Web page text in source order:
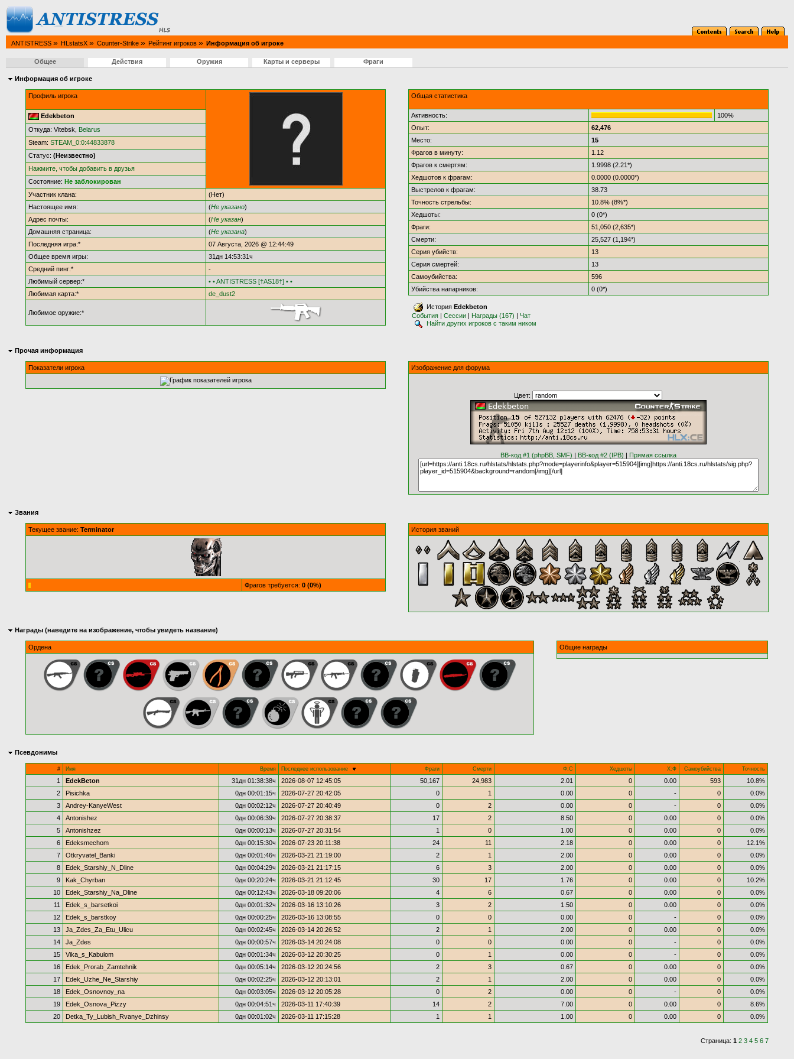
ANTISTRESS » HLstatsX » Counter-Strike » Рейтинг игроков » Информация об игроке
Общее Действия Оружия Карты и серверы Фраги
Информация об игроке
Профиль игрока
Edekbeton
Откуда: Vitebsk, Belarus
Steam:STEAM_0:0:44833878
Статус:(Неизвестно)
Нажмите, чтобы добавить в друзья
Состояние:Не заблокирован
Участник клана:
(Нет)
Настоящее имя:
(Не указано)
Адрес почты:
(Не указан)
Домашняя страница:
(Не указана)
Последняя игра:*
07 Августа, 2026 @ 12:44:49
Общее время игры:
31дн 14:53:31ч
Средний пинг:*
-
Любимый сервер:*
• • ANTISTRESS [†AS18†] • •
Любимая карта:*
de_dust2
Любимое оружие:*
Общая статистика
Активность:
100%
Опыт:
62,476
Место:
15
Фрагов в минуту:
1.12
Фрагов к смертям:
1.9998 (2.21*)
Хедшотов к фрагам:
0.0000 (0.0000*)
Выстрелов к фрагам:
38.73
Точность стрельбы:
10.8% (8%*)
Хедшоты:
0 (0*)
Фраги:
51,050 (2,635*)
Смерти:
25,527 (1,194*)
Серия убийств:
13
Серия смертей:
13
Самоубийства:
596
Убийства напарников:
0 (0*)
История Edekbeton
События| Сессии| Награды (167) | Чат
Найти других игроков с таким ником
Прочая информация
Показатели игрока Изображение для форума
Цвет:
BB-код #1 (phpBB, SMF) | BB-код #2 (IPB) | Прямая ссылка
Звания
Текущее звание:Terminator
Фрагов требуется:0 (0%)
История званий
Награды (наведите на изображение, чтобы увидеть название)
Ордена Общие награды
Псевдонимы
# Имя Время Последнее использование Фраги Смерти Ф:С Хедшоты Х:Ф Самоубийства Точность
1 EdekBeton 31дн 01:38:38ч 2026-08-07 12:45:05 50,167 24,983 2.01 0 0.00 593
10.8%
2
Pisichka 0дн 00:01:15ч 2026-07-27 20:42:05 0 1 0.00 0 - 0
0.0%
3
Andrey-KanyeWest 0дн 00:02:12ч 2026-07-27 20:40:49 0 2 0.00 0 - 0
0.0%
4
Antonishez 0дн 00:06:39ч 2026-07-27 20:38:37 17 2 8.50 0 0.00 0
0.0%
5
Antonishzez 0дн 00:00:13ч 2026-07-27 20:31:54 1 0 1.00 0 0.00 0
0.0%
6
Edeksmechom 0дн 00:15:30ч 2026-07-23 20:11:38 24 11 2.18 0 0.00 0
12.1%
7
Otkryvatel_Banki 0дн 00:01:46ч 2026-03-21 21:19:00 2 1 2.00 0 0.00 0
0.0%
8
Edek_Starshiy_N_Dline 0дн 00:04:29ч 2026-03-21 21:17:15 6 3 2.00 0 0.00 0
0.0%
9
Kak_Chyrban 0дн 00:20:24ч 2026-03-21 21:12:45 30 17 1.76 0 0.00 0
10.2%
10
Edek_Starshiy_Na_Dline 0дн 00:12:43ч 2026-03-18 09:20:06 4 6 0.67 0 0.00 0
0.0%
11
Edek_s_barsetkoi 0дн 00:01:32ч 2026-03-16 13:10:26 3 2 1.50 0 0.00 0
0.0%
12
Edek_s_barstkoy 0дн 00:00:25ч 2026-03-16 13:08:55 0 0 0.00 0 - 0
0.0%
13
Ja_Zdes_Za_Etu_Ulicu 0дн 00:02:45ч 2026-03-14 20:26:52 2 1 2.00 0 0.00 0
0.0%
14
Ja_Zdes 0дн 00:00:57ч 2026-03-14 20:24:08 0 0 0.00 0 - 0
0.0%
15
Vika_s_Kabulom 0дн 00:01:34ч 2026-03-12 20:30:25 0 1 0.00 0 - 0
0.0%
16
Edek_Prorab_Zamtehnik 0дн 00:05:14ч 2026-03-12 20:24:56 2 3 0.67 0 0.00 0
0.0%
17
Edek_Uzhe_Ne_Starshiy 0дн 00:02:25ч 2026-03-12 20:13:01 2 1 2.00 0 0.00 0
0.0%
18
Edek_Osnovnoy_na 0дн 00:03:05ч 2026-03-12 20:05:28 0 2 0.00 0 - 0
0.0%
19
Edek_Osnova_Pizzy 0дн 00:04:51ч 2026-03-11 17:40:39 14 2 7.00 0 0.00 0
8.6%
20
Detka_Ty_Lubish_Rvanye_Dzhinsy 0дн 00:01:02ч 2026-03-11 17:15:28 1 1 1.00 0 0.00 0 0.0%
Страница: 1 2 3 4 5 6 7